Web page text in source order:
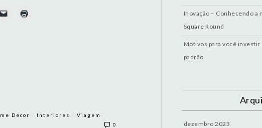
Decor Interiores
Viagem
0
Inovação – Conhecendo a
Square Round
Motivos para você
padrão
dezembro 2023